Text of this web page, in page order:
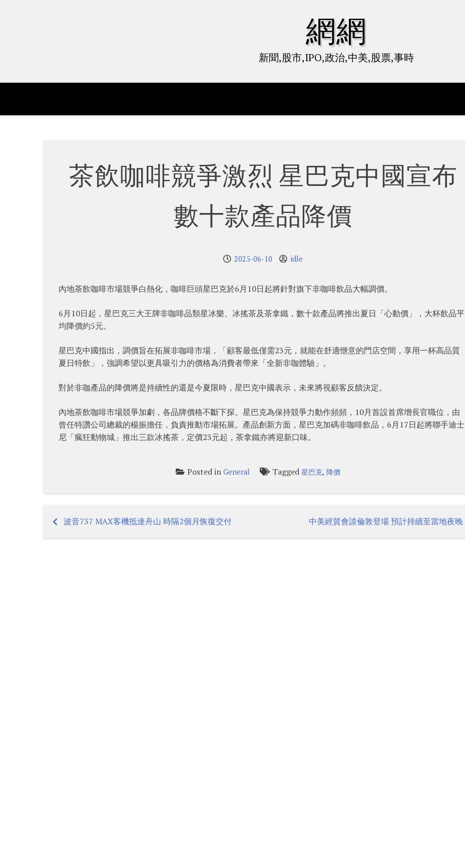
網網
新聞,股市,IPO,政治,中美,股票,事時
茶飲咖啡競爭激烈 星巴克中國宣布
數十款產品降價
2025-06-10 idle
內地茶飲咖啡市場競爭白熱化，咖啡巨頭星巴克於6月10日起將針對旗下非咖啡飲品大幅調價。
6月10日起，星巴克三大王牌非咖啡品類星冰樂、冰搖茶及茶拿鐵，數十款產品將推出夏日「心動價」，大杯飲品平
均降價約5元。
星巴克中國指出，調價旨在拓展非咖啡市場，「顧客最低僅需23元，就能在舒適愜意的門店空間，享用一杯高品質
夏日特飲」，強調希望以更具吸引力的價格為消費者帶來「全新非咖體驗」。
對於非咖產品的降價將是持續性的還是今夏限時，星巴克中國表示，未來將視顧客反饋決定。
內地茶飲咖啡市場競爭加劇，各品牌價格不斷下探。星巴克為保持競爭力動作頻頻，10月首設首席增長官職位，由
曾任特讚公司總裁的楊振擔任，負責推動市場拓展。產品創新方面，星巴克加碼非咖啡飲品，6月17日起將聯手迪士
尼「瘋狂動物城」推出三款冰搖茶，定價23元起，茶拿鐵亦將迎新口味。
Posted inGeneral Tagged星巴克,降價
Post
波音737 MAX客機抵達舟山 時隔2個月恢復交付 中美經貿會談倫敦登場 預計持續至當地夜晚